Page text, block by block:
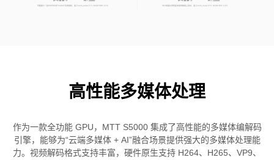
高性能多媒体处理
作为一款全功能 GPU，MTT S5000 集成了高性能的多媒体编解码
引擎，能够为“云端多媒体 + AI”融合场景提供强大的多媒体处理能
力。视频解码格式支持丰富，硬件原生支持 H264、H265、VP9、